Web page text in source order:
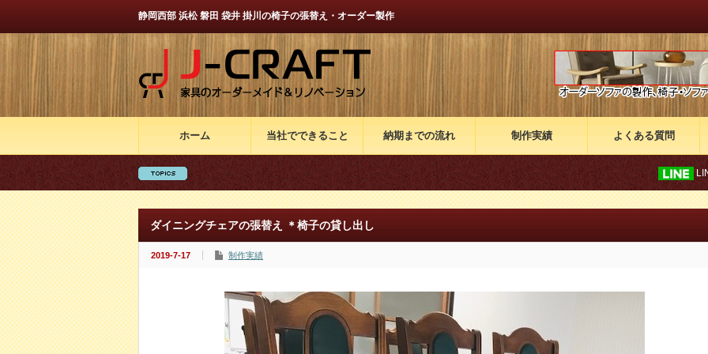
静岡西部 浜松 磐田 袋井 掛川の椅子の張替え・オーダー製作
ホーム 当社でできること 納期までの流れ 制作実績 よくある質問
LINEでのお問い
ダイニングチェアの張替え ＊椅子の貸し出し
2019-7-17 制作実績